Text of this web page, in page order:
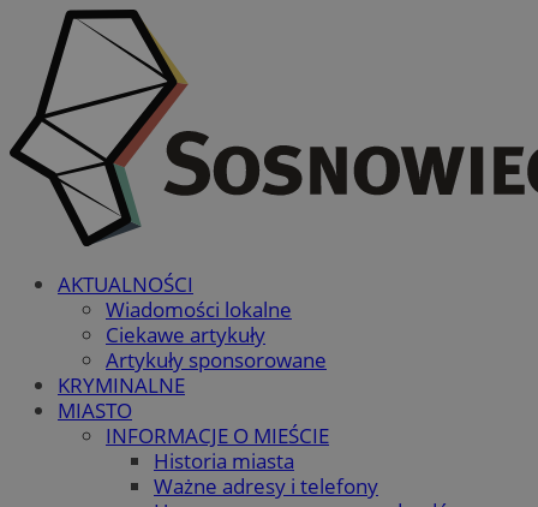
AKTUALNOŚCI
Wiadomości lokalne
Ciekawe artykuły
Artykuły sponsorowane
KRYMINALNE
MIASTO
INFORMACJE O MIEŚCIE
Historia miasta
Ważne adresy i telefony